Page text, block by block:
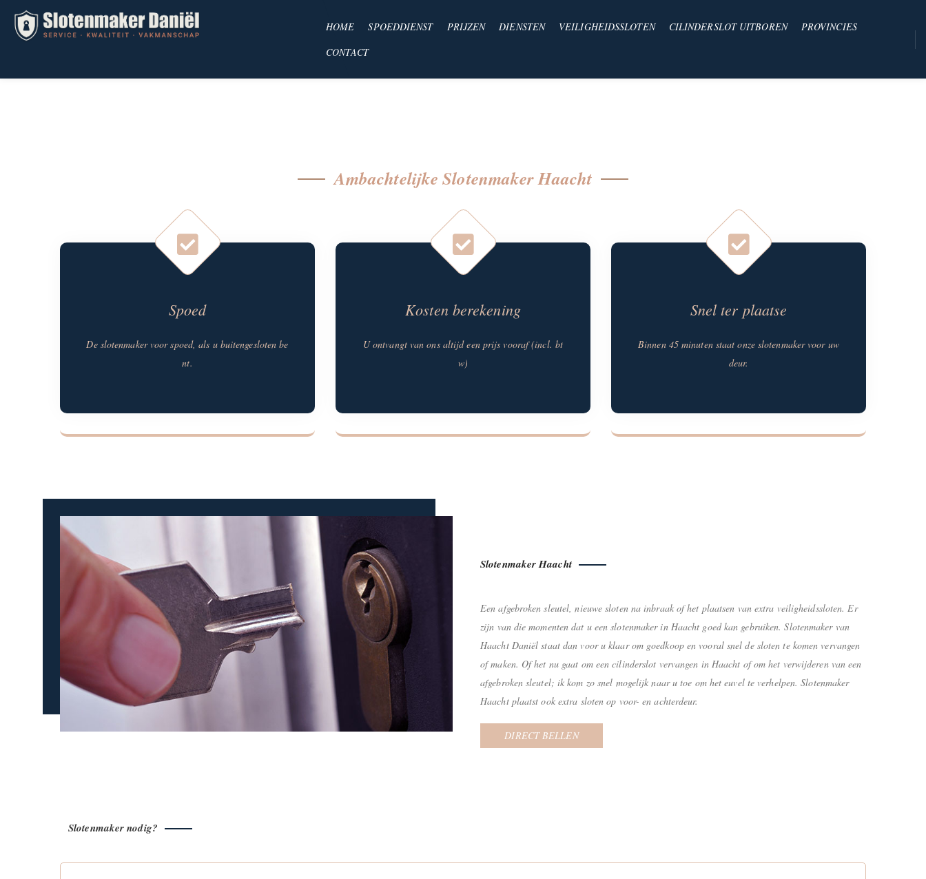
HOME SPOEDDIENST PRIJZEN DIENSTEN VEILIGHEIDSSLOTEN CILINDERSLOT UITBOREN
PROVINCIES
CONTACT
Ambachtelijke Slotenmaker Haacht
Spoed
De slotenmaker voor spoed, als u buitengesloten be
nt.
Kosten berekening
U ontvangt van ons altijd een prijs vooraf (incl. bt
w)
Snel ter plaatse
Binnen 45 minuten staat onze slotenmaker voor uw
deur.
Slotenmaker Haacht
Een afgebroken sleutel, nieuwe sloten na inbraak of het plaatsen van extra veiligheidssloten. Er
zijn van die momenten dat u een slotenmaker in Haacht goed kan gebruiken. Slotenmaker van
Haacht Daniël staat dan voor u klaar om goedkoop en vooral snel de sloten te komen vervangen
of maken. Of het nu gaat om een cilinderslot vervangen in Haacht of om het verwijderen van een
afgebroken sleutel; ik kom zo snel mogelijk naar u toe om het euvel te verhelpen. Slotenmaker
Haacht plaatst ook extra sloten op voor- en achterdeur.
DIRECT BELLEN
Slotenmaker nodig?